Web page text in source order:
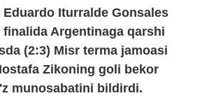
Iturralde Gonsales
finalida Argentinaga qarshi
(2:3) Misr terma jamoasi
Zikoning goli bekor
munosabatini bildirdi.